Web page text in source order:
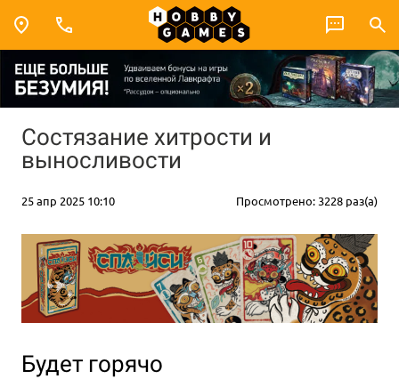
Состязание хитрости и
выносливости
25 апр 2025 10:10 Просмотрено: 3228 раз(а)
Будет горячо